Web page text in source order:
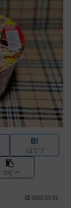
はてブ
コピー
2022.03.31